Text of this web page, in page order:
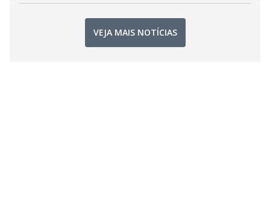
VEJA MAIS NOTÍCIAS